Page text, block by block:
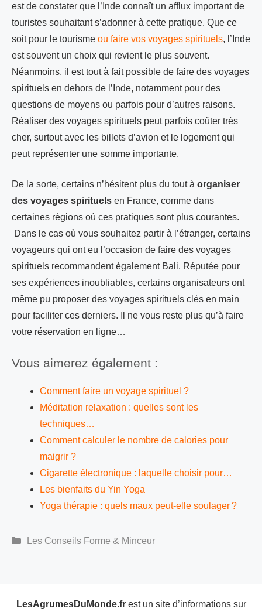
est de constater que l’Inde connaît un afflux important de
touristes souhaitant s’adonner à cette pratique. Que ce
soit pour le tourisme ou faire vos voyages spirituels, l’Inde
est souvent un choix qui revient le plus souvent.
Néanmoins, il est tout à fait possible de faire des voyages
spirituels en dehors de l’Inde, notamment pour des
questions de moyens ou parfois pour d’autres raisons.
Réaliser des voyages spirituels peut parfois coûter très
cher, surtout avec les billets d’avion et le logement qui
peut représenter une somme importante.
De la sorte, certains n’hésitent plus du tout à organiser
des voyages spirituels en France, comme dans
certaines régions où ces pratiques sont plus courantes.
Dans le cas où vous souhaitez partir à l’étranger, certains
voyageurs qui ont eu l’occasion de faire des voyages
spirituels recommandent également Bali. Réputée pour
ses expériences inoubliables, certains organisateurs ont
même pu proposer des voyages spirituels clés en main
pour faciliter ces derniers. Il ne vous reste plus qu’à faire
votre réservation en ligne…
Vous aimerez également :
Comment faire un voyage spirituel ?
Méditation relaxation : quelles sont les
techniques…
Comment calculer le nombre de calories pour
maigrir ?
Cigarette électronique : laquelle choisir pour…
Les bienfaits du Yin Yoga
Yoga thérapie : quels maux peut-elle soulager ?
Catégories
Les Conseils Forme & Minceur
LesAgrumesDuMonde.frest un site d’informations sur